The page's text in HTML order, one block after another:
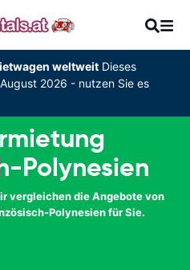
weltweitDieses
2026 - nutzen Sie es
Polynesien
vergleichen die Angebote von
Polynesien für Sie.